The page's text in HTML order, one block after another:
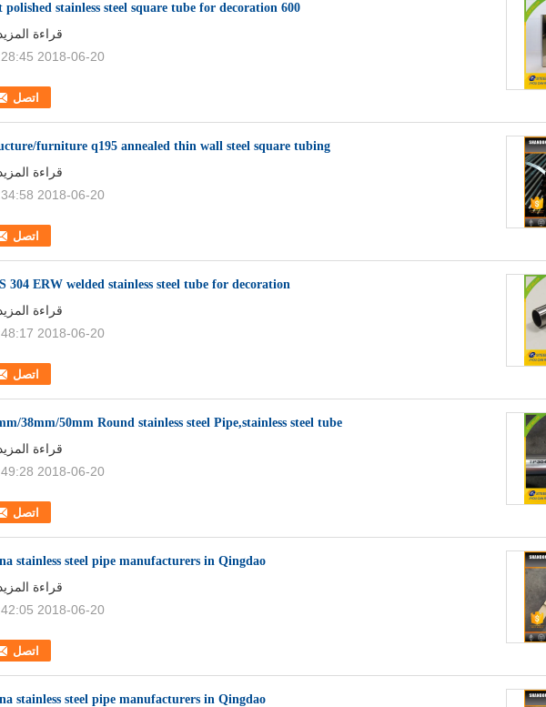
600 grit polished stainless steel square tube for decoration
اتصل
قراءة المزيد
2018-06-20 15:28:45
furniture q195 annealed thin wall steel square tubing
اتصل
قراءة المزيد
2018-06-20 15:34:58
304 ERW welded stainless steel tube for decoration
اتصل
قراءة المزيد
2018-06-20 18:48:17
38mm/50mm Round stainless steel Pipe,stainless steel tube
اتصل
قراءة المزيد
2018-06-20 18:49:28
stainless steel pipe manufacturers in Qingdao
اتصل
قراءة المزيد
2018-06-20 18:42:05
stainless steel pipe manufacturers in Qingdao